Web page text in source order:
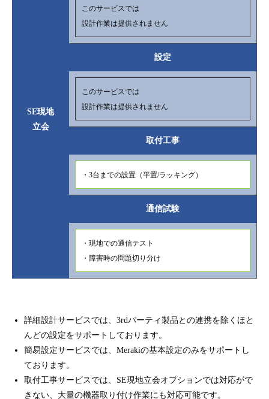
SE現地
立会
このサービスでは
設計作業は提供されません
設定
このサービスでは
設計作業は提供されません
取付工事
・3台までの設置（平置/ラッキング）
通信試験
・現地での通信テスト
・障害時の問題切り分け
詳細設計サービスでは、3rdパーティ製品との連携を除くほと
んどの設定をサポートしております。
簡易設定サービスでは、Merakiの基本設定のみをサポートし
ております。
取付工事サービスでは、SE現地立会オプションでは対応がで
きない、大量の機器取り付け作業にも対応可能です。